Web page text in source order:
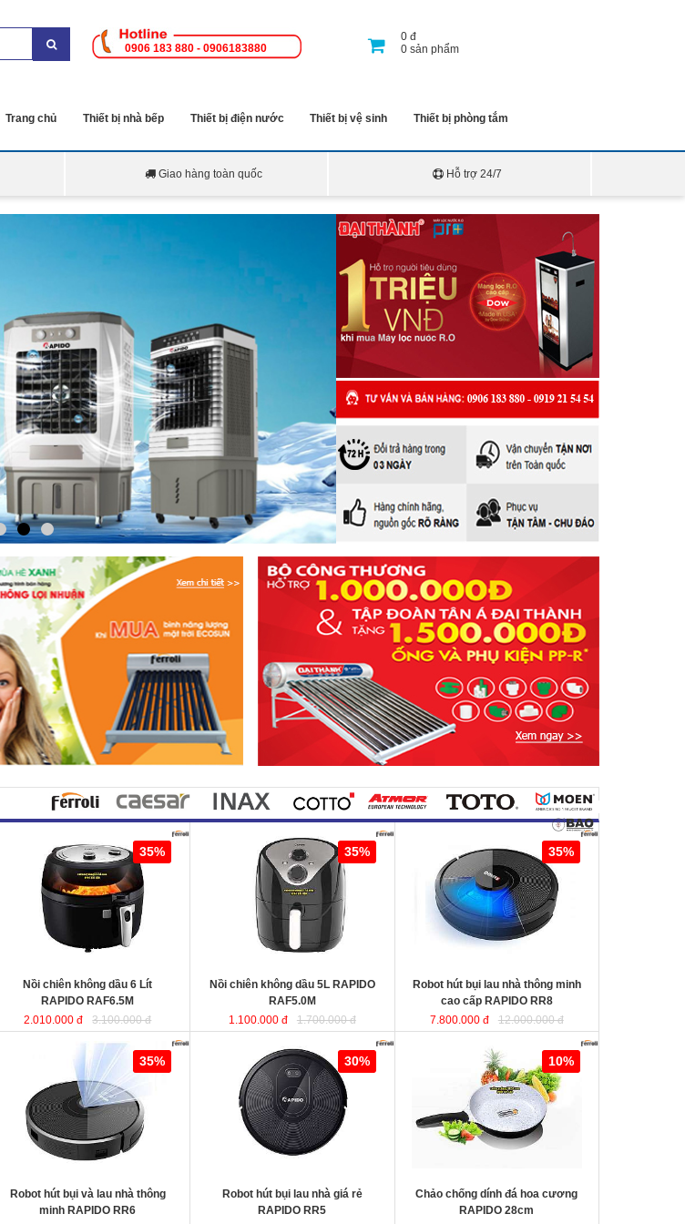
0906 183 880 - 0906183880
0đ
0sản phẩm
Trang chủ Thiết bị nhà bếp Thiết bị điện nước Thiết bị vệ sinh Thiết bị phòng tắm
Giao hàng toàn quốc Hỗ trợ 24/7
Nồi chiên không dầu 6 Lít RAPIDO
sử dụng chất liệu nhựa
ABS an toàn và bền bỉ. Ngoài ra,
lòng nồi được sản xuất từ chất liệu
thép không gỉ phủ men chống dính,
giúp cho thực phẩm không bị dính,
vỡ nát trong quá trình chiên, rán…
35%
Nồi chiên không dầu 6 Lít
RAPIDO RAF6.5M
2.010.000 đ
3.100.000 đ
Nồi chiên không dầu 5L RAPIDO
35%
Nồi chiên không dầu 5L RAPIDO
RAF5.0M
1.100.000 đ
1.700.000 đ
Robot hút bụi lau nhà thông minh
cao cấp RAPIDO RR8
35%
Robot hút bụi lau nhà thông minh
cao cấp RAPIDO RR8
7.800.000 đ
12.000.000 đ
Robot hút bụi và lau nhà thông minh
35%
Robot hút bụi và lau nhà thông
minh RAPIDO RR6
Robot hút bụi lau nhà giá rẻ
RAPIDO RR5
30%
Robot hút bụi lau nhà giá rẻ
RAPIDO RR5
Chảo chống dính đá hoa cương
chất liệu nhôm đúc
nguyên khối giữ nhiệt tốt, thiết kế
hiện đại tiết kiệt năng lượng giúp
món ăn chín đều và nhanh hơn.
10%
Chảo chống dính đá hoa cương
RAPIDO 28cm